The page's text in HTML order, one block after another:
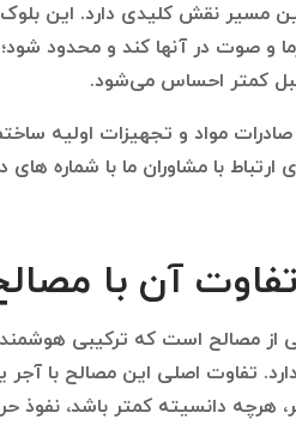
مسیر نقش کلیدی دارد. این
و صوت در آنها کند و محدود شود؛
کمتر احساس می‌شود.
مواد و تجهیزات اولیه
با مشاوران ما با شماره
آن با
از مصالح است که ترکیبی هوشمند
تفاوت اصلی این مصالح با آجر
هرچه دانسیته کمتر باشد، نفوذ